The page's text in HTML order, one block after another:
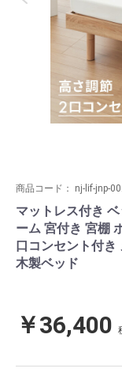
商品コード： nj-lif-jnp-
マットレス付き
ーム 宮付き 宮棚
口コンセント付き
木製ベッド
￥36,400